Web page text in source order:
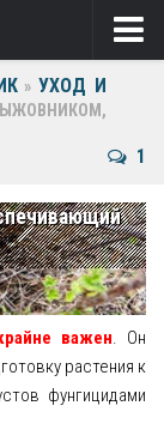
» УХОД И
1
важен. Он
растения к
фунгицидами